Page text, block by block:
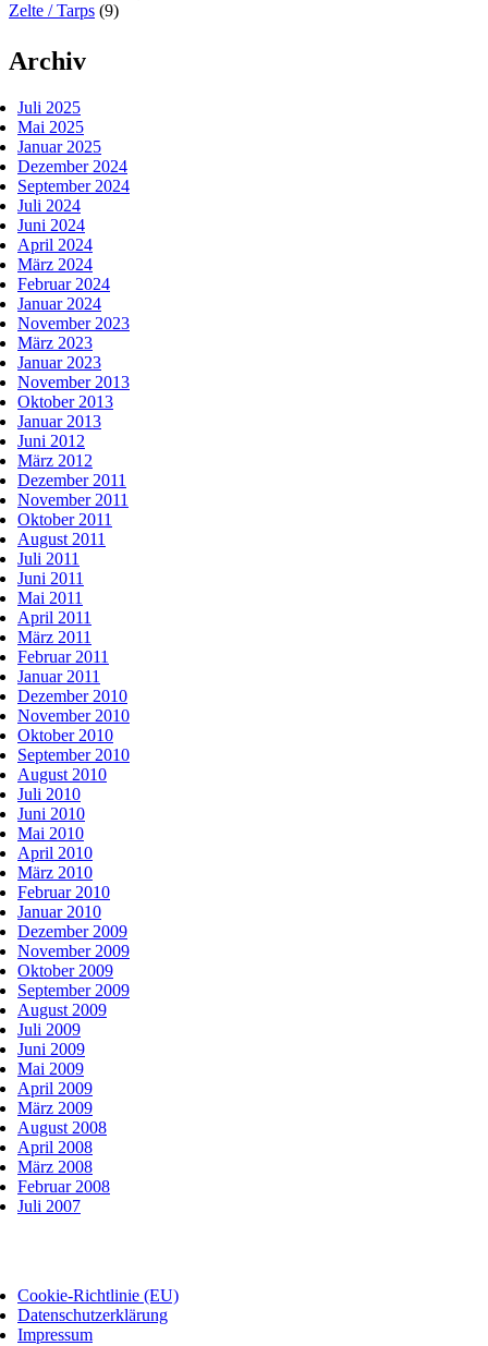
Zelte / Tarps (9)
Archiv
Juli 2025
Mai 2025
Januar 2025
Dezember 2024
September 2024
Juli 2024
Juni 2024
April 2024
März 2024
Februar 2024
Januar 2024
November 2023
März 2023
Januar 2023
November 2013
Oktober 2013
Januar 2013
Juni 2012
März 2012
Dezember 2011
November 2011
Oktober 2011
August 2011
Juli 2011
Juni 2011
Mai 2011
April 2011
März 2011
Februar 2011
Januar 2011
Dezember 2010
November 2010
Oktober 2010
September 2010
August 2010
Juli 2010
Juni 2010
Mai 2010
April 2010
März 2010
Februar 2010
Januar 2010
Dezember 2009
November 2009
Oktober 2009
September 2009
August 2009
Juli 2009
Juni 2009
Mai 2009
April 2009
März 2009
August 2008
April 2008
März 2008
Februar 2008
Juli 2007
Cookie-Richtlinie (EU)
Datenschutzerklärung
Impressum